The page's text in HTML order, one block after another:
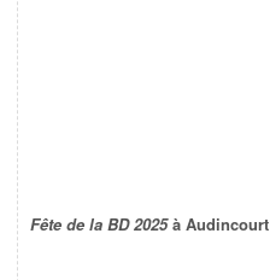
Fête de la BD 2025à Audincourt